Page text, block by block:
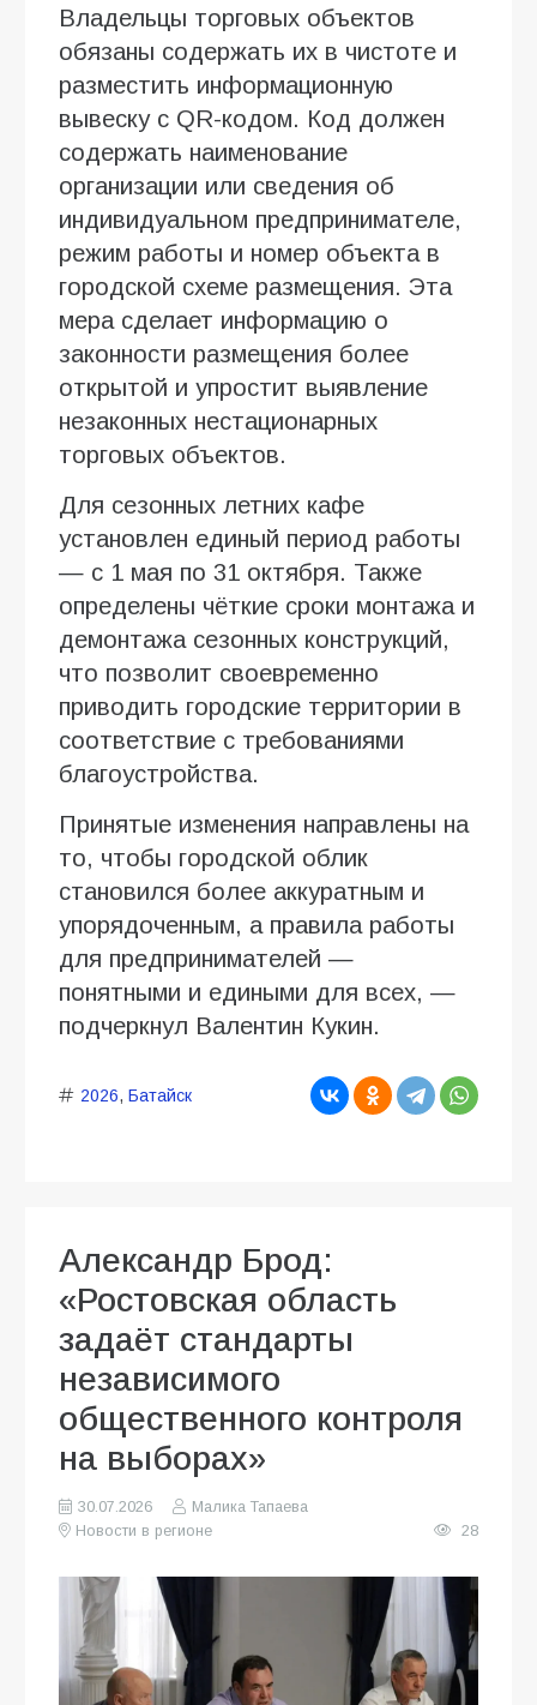
Владельцы торговых объектов
обязаны содержать их в чистоте и
разместить информационную
вывеску с QR-кодом. Код должен
содержать наименование
организации или сведения об
индивидуальном предпринимателе,
режим работы и номер объекта в
городской схеме размещения. Эта
мера сделает информацию о
законности размещения более
открытой и упростит выявление
незаконных нестационарных
торговых объектов.
Для сезонных летних кафе
установлен единый период работы
— с 1 мая по 31 октября. Также
определены чёткие сроки монтажа и
демонтажа сезонных конструкций,
что позволит своевременно
приводить городские территории в
соответствие с требованиями
благоустройства.
Принятые изменения направлены на
то, чтобы городской облик
становился более аккуратным и
упорядоченным, а правила работы
для предпринимателей —
понятными и едиными для всех, —
подчеркнул Валентин Кукин.
2026, Батайск
Александр Брод:
«Ростовская область
задаёт стандарты
независимого
общественного контроля
на выборах»
30.07.2026
Малика Тапаева
Новости в регионе
28